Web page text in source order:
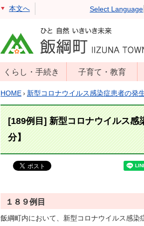
本文へ Select Language
くらし・手続き
戸籍・住民票・
住民登録
戸籍届出
届出
年金・保険
税金
子育て・教育
年齢別子育て情
子育て支援
HOME› 新型コロナウイルス感染症患者の発
[189例目] 新型コロナウイルス
分】
１８９例目
飯綱町内において、新型コロナウイルス感染